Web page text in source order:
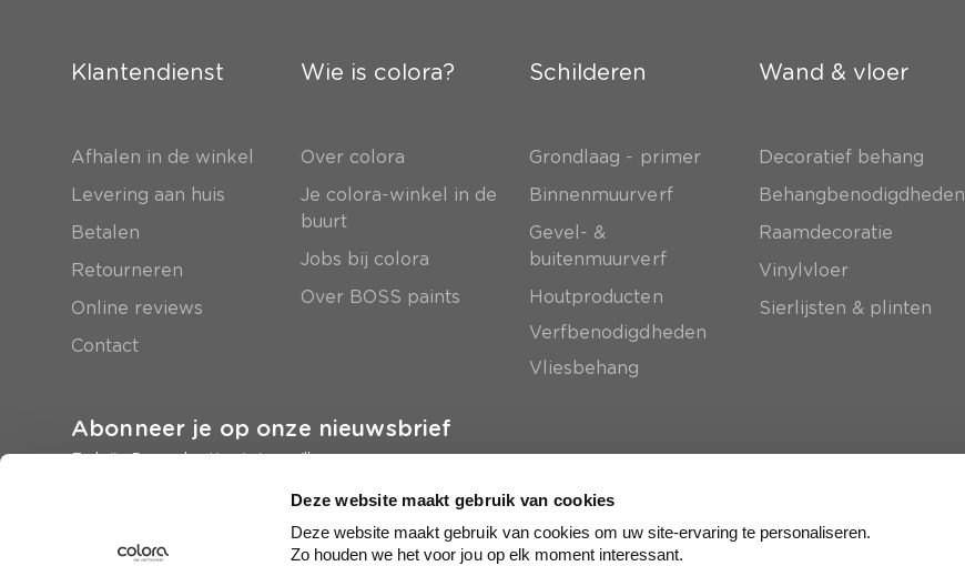
Deze website maakt gebruik van cookies
Deze website maakt gebruik van cookies om uw site-ervaring te personaliseren.
Zo houden we het voor jou op elk moment interessant.
Klantendienst
Afhalen in de winkel
Levering aan huis
Betalen
Retourneren
Online reviews
Contact
Wie is colora?
Over colora
Je colora-winkel in de
buurt
Jobs bij colora
Over BOSS paints
Schilderen
Grondlaag - primer
Binnenmuurverf
Gevel- &
buitenmuurverf
Houtproducten
Verfbenodigdheden
Vliesbehang
Wand & vloer
Decoratief behang
Behangbenodigdheden
Raamdecoratie
Vinylvloer
Sierlijsten & plinten
Abonneer je op onze nieuwsbrief
En krijg 5 euro korting in je mailbox
Inschrijven